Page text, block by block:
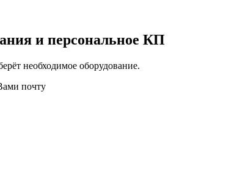
и персональное КП
необходимое оборудование.
почту